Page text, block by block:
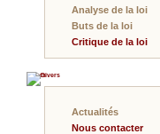
Analyse de la loi
Buts de la loi
Critique de la loi
Divers
Actualités
Nous contacter